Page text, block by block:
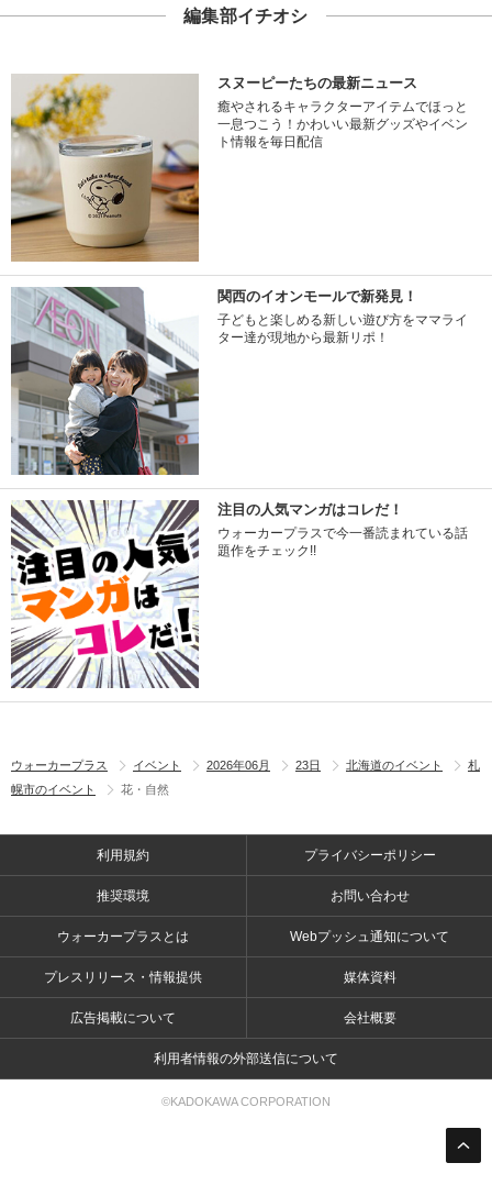
編集部イチオシ
スヌーピーたちの最新ニュース
癒やされるキャラクターアイテムでほっと
一息つこう！かわいい最新グッズやイベン
ト情報を毎日配信
関西のイオンモールで新発見！
子どもと楽しめる新しい遊び方をママライ
ター達が現地から最新リポ！
注目の人気マンガはコレだ！
ウォーカープラスで今一番読まれている話
題作をチェック!!
ウォーカープラス イベント 2026年06月 23日 北海道のイベント
札
幌市のイベント
花・自然
利用規約 プライバシーポリシー
推奨環境 お問い合わせ
ウォーカープラスとは Webプッシュ通知について
プレスリリース・情報提供 媒体資料
広告掲載について 会社概要
利用者情報の外部送信について
©KADOKAWA CORPORATION